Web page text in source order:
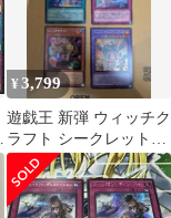
¥3,799
遊戯王 新弾 ウィッチク
ラフト シークレットレ
ア まとめ売り